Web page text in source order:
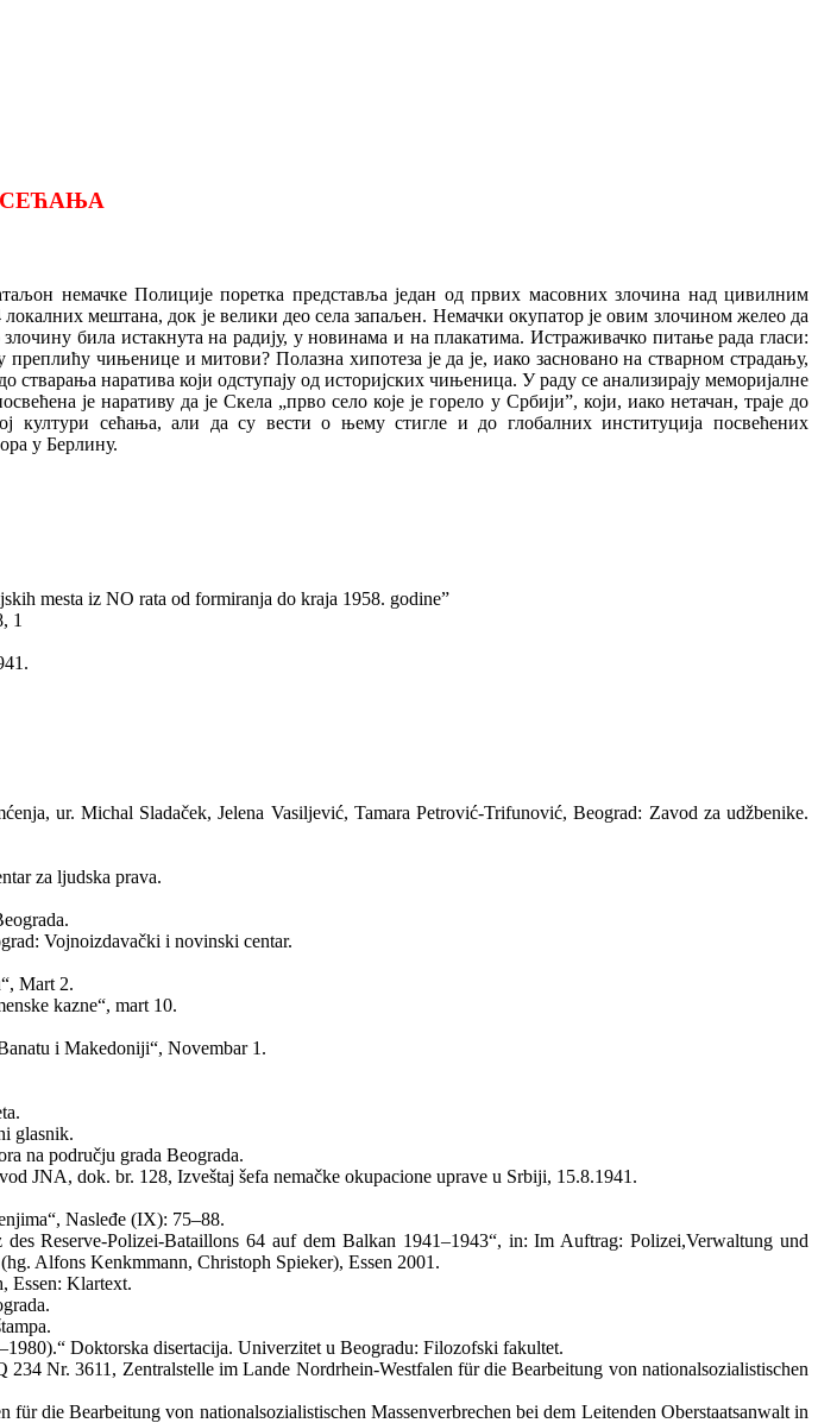
СЕЋАЊА
немачке Полиције поретка представља један од првих масовних злочина над цивилним
мештана, док је велики део села запаљен. Немачки окупатор је овим злочином желео да
била истакнута на радију, у новинама и на плакатима. Истраживачко питање рада гласи:
чињенице и митови? Полазна хипотеза је да је, иако засновано на стварном страдању,
наратива који одступају од историјских чињеница. У раду се анализирају меморијалне
је наративу да је Скела „прво село које је горело у Србијиˮ, који, иако нетачан, траје до
култури сећања, али да су вести о њему стигле и до глобалних институција посвећених
у Берлину.
mesta iz NO rata od formiranja do kraja 1958. godineˮ
1
ur. Michal Sladaček, Jelena Vasiljević, Tamara Petrović-Trifunović, Beograd: Zavod za udžbenike.
za ljudska prava.
Vojnoizdavački i novinski centar.
Mart 2.
kazne“, mart 10.
i Makedoniji“, Novembar 1.
glasnik.
na području grada Beograda.
JNA, dok. br. 128, Izveštaj šefa nemačke okupacione uprave u Srbiji, 15.8.1941.
Nasleđe (IX): 75–88.
Reserve-Polizei-Bataillons 64 auf dem Balkan 1941–1943“, in: Im Auftrag: Polizei,Verwaltung und
Alfons Kenkmmann, Christoph Spieker), Essen 2001.
Essen: Klartext.
Doktorska disertacija. Univerzitet u Beogradu: Filozofski fakultet.
Nr. 3611, Zentralstelle im Lande Nordrhein-Westfalen für die Bearbeitung von nationalsozialistischen
die Bearbeitung von nationalsozialistischen Massenverbrechen bei dem Leitenden Oberstaatsanwalt in